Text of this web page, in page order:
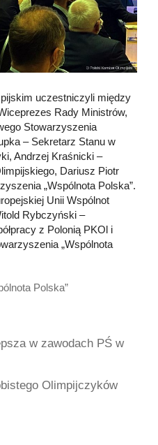
uczestniczyli między
Rady Ministrów,
Stowarzyszenia
– Sekretarz Stanu w
Andrzej Kraśnicki –
Dariusz Piotr
„Wspólnota Polska”.
Unii Wspólnot
Rybczyński –
z Polonią PKOl i
„Wspólnota
Polska”
w zawodach PŚ w
Olimpijczyków